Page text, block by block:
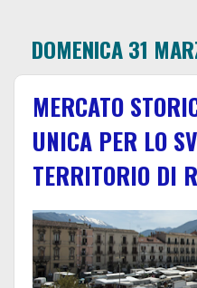
DOMENICA 31
MERCATO
UNICA PER LO
TERRITORIO DI